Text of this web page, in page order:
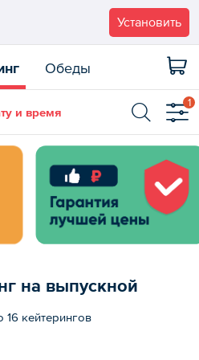
Установить
Обеды
и время
1
на выпускной
16 кейтерингов